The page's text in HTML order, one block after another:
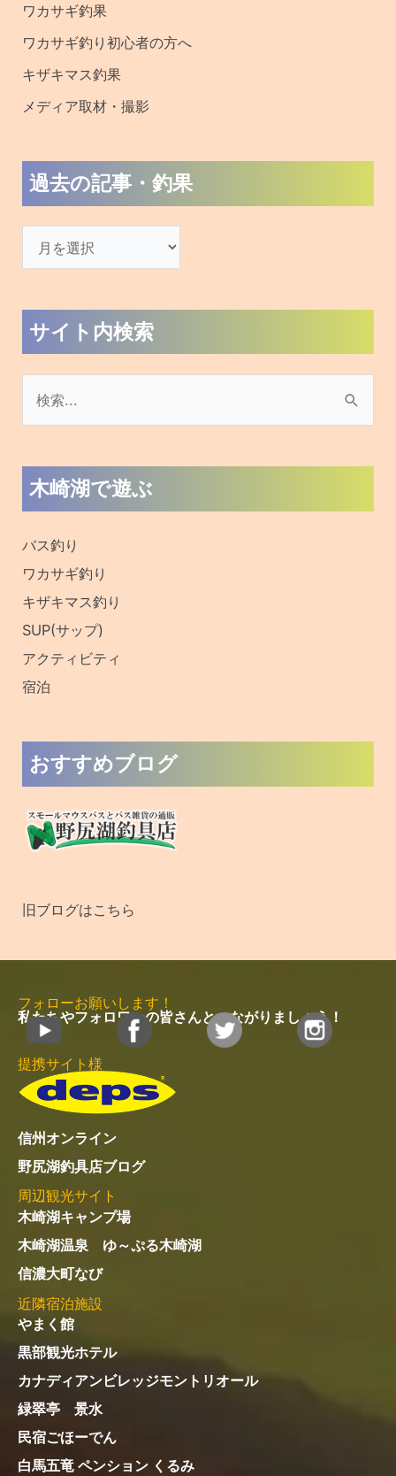
ワカサギ釣果
ワカサギ釣り初心者の方へ
キザキマス釣果
メディア取材・撮影
過去の記事・釣果
サイト内検索
象
木崎湖で遊ぶ
バス釣り
ワカサギ釣り
キザキマス釣り
SUP(サップ)
アクティビティ
宿泊
おすすめブログ
旧ブログはこちら
フォローお願いします！
私たちやフォロワーの皆さんとつながりましょう！
提携サイト様
信州オンライン
野尻湖釣具店ブログ
周辺観光サイト
木崎湖キャンプ場
木崎湖温泉 ゆ～ぷる木崎湖
信濃大町なび
近隣宿泊施設
やまく館
黒部観光ホテル
カナディアンビレッジモントリオール
緑翠亭 景水
民宿ごほーでん
白馬五竜 ペンション くるみ